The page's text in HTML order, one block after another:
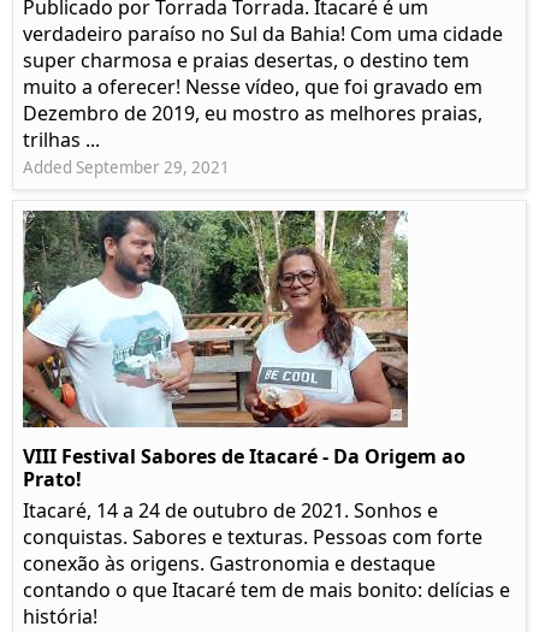
Publicado por Torrada Torrada. Itacaré é um
verdadeiro paraíso no Sul da Bahia! Com uma cidade
super charmosa e praias desertas, o destino tem
muito a oferecer! Nesse vídeo, que foi gravado em
Dezembro de 2019, eu mostro as melhores praias,
trilhas ...
Added September 29, 2021
VIII Festival Sabores de Itacaré - Da Origem ao
Prato!
Itacaré, 14 a 24 de outubro de 2021. Sonhos e
conquistas. Sabores e texturas. Pessoas com forte
conexão às origens. Gastronomia e destaque
contando o que Itacaré tem de mais bonito: delícias e
história!